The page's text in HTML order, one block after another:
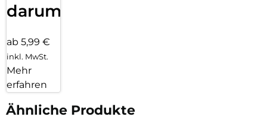
darum!
ab 5,99 €
inkl. MwSt.
Mehr
erfahren
Ähnliche Produkte